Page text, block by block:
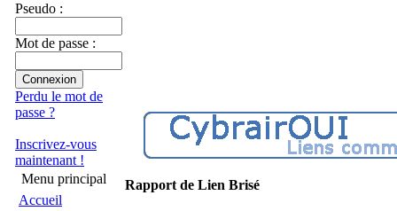
Pseudo :
Mot de passe :
Perdu le mot de
passe ?
Inscrivez-vous
maintenant !
Menu principal
Accueil
Rapport de Lien Brisé